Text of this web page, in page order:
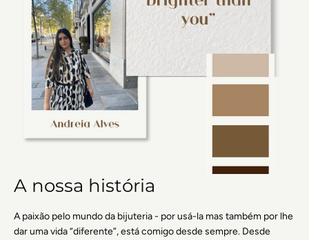
A nossa história
A paixão pelo mundo da bijuteria - por usá-la mas também por lhe
dar uma vida “diferente”, está comigo desde sempre. Desde